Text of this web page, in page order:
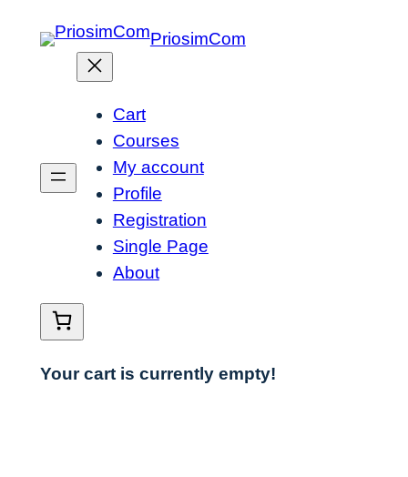
PriosimCom
Cart
Courses
My account
Profile
Registration
Single Page
About
Your cart is currently empty!